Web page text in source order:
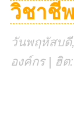
วิชาชีพ
วันพฤหัสบดี
องค์กร | ฮิต